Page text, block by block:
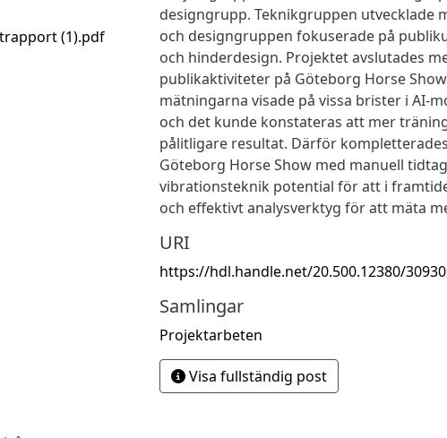
(1).pdf
designgrupp. Teknikgruppen utvecklade
och designgruppen fokuserade på
och hinderdesign. Projektet avslutades
publikaktiviteter på Göteborg Horse
mätningarna visade på vissa brister i AI-
och det kunde konstateras att mer
pålitligare resultat. Därför
Göteborg Horse Show med manuell
vibrationsteknik potential för att i
och effektivt analysverktyg för att mäta
URI
https://hdl.handle.net/20.500.12380/
Samlingar
Projektarbeten
Visa fullständig post